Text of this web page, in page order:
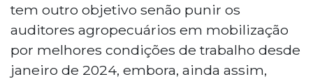
tem outro objetivo senão punir os
auditores agropecuários em mobilização
por melhores condições de trabalho desde
janeiro de 2024, embora, ainda assim,